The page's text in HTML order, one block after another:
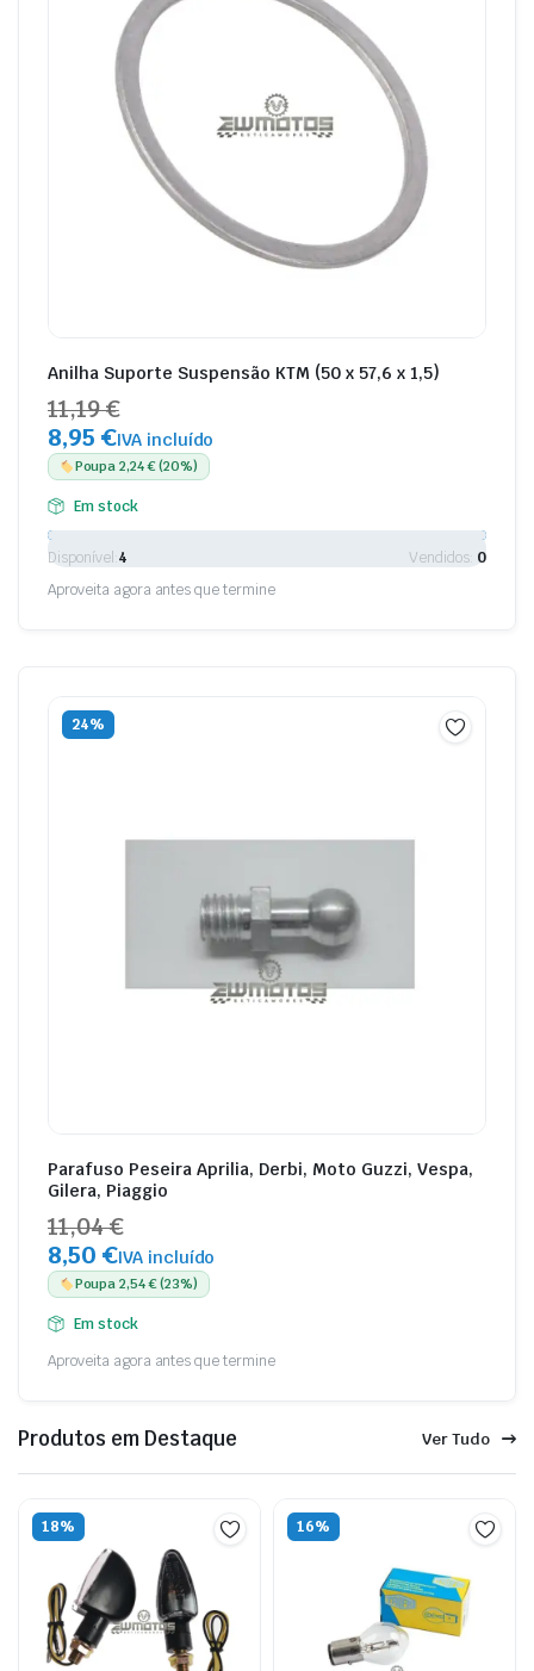
Anilha Suporte Suspensão KTM (50 x 57,6 x 1,5)
11,19 €
8,95 €IVA incluído
Poupa 2,24 € (20%)
Em stock
Disponível:4 Vendidos: 0
Aproveita agora antes que termine
24%
Parafuso Peseira Aprilia, Derbi, Moto Guzzi, Vespa,
Gilera, Piaggio
11,04 €
8,50 €IVA incluído
Poupa 2,54 € (23%)
Em stock
Aproveita agora antes que termine
Produtos em Destaque Ver Tudo
18% 16%